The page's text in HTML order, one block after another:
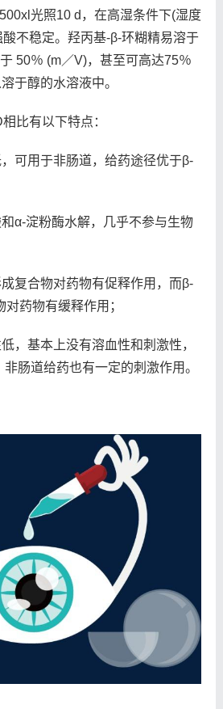
光照10 d，在高湿条件下(湿度
不稳定。羟丙基-β-环糊精易溶于
50％ (m／V)，甚至可高达75％
于醇的水溶液中。
比有以下特点：
可用于非肠道，给药途径优于β-
α-淀粉酶水解，几乎不参与生物
复合物对药物有促释作用，而β-
药物有缓释作用；
，基本上没有溶血性和刺激性，
肠道给药也有一定的刺激作用。